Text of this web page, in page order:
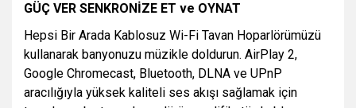
GÜÇ VER SENKRONİZE ET ve OYNAT
Hepsi Bir Arada Kablosuz Wi-Fi Tavan Hoparlörümüzü
kullanarak banyonuzu müzikle doldurun. AirPlay 2,
Google Chromecast, Bluetooth, DLNA ve UPnP
aracılığıyla yüksek kaliteli ses akışı sağlamak için